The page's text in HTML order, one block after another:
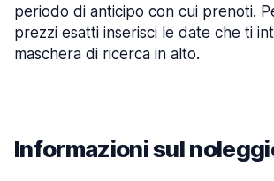
periodo di anticipo con cui prenoti.
prezzi esatti inserisci le date che ti
maschera di ricerca in alto.
Informazioni sul